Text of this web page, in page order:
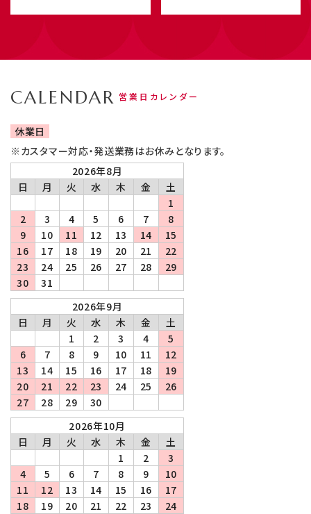
CALENDAR 営業日カレンダー
休業日
※カスタマー対応・発送業務はお休みとなります。
2026年8月
日
月 火 水 木 金
土
1
2
3 4 5 6 7
8
9
10 11 12 13 14
15
16
17 18 19 20 21
22
23
24 25 26 27 28
29
30
31
2026年9月
日
月 火 水 木 金
土
1
2 3 4
5
6
7 8 9 10 11
12
13
14 15 16 17 18
19
20
21 22 23 24 25
26
27
28 29
30
2026年10月
日
月 火 水 木 金
土
1
2
3
4
5 6 7 8 9
10
11
12 13 14 15 16
17
18
19 20 21 22 23
24